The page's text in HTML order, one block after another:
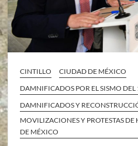
CINTILLO
CIUDAD DE MÉXICO
DAMNIFICADOS POR EL SISMO DEL
DAMNIFICADOS Y
MOVILIZACIONES Y PROTESTAS
DE MÉXICO